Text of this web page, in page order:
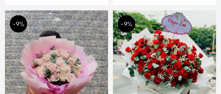
-9% -9%